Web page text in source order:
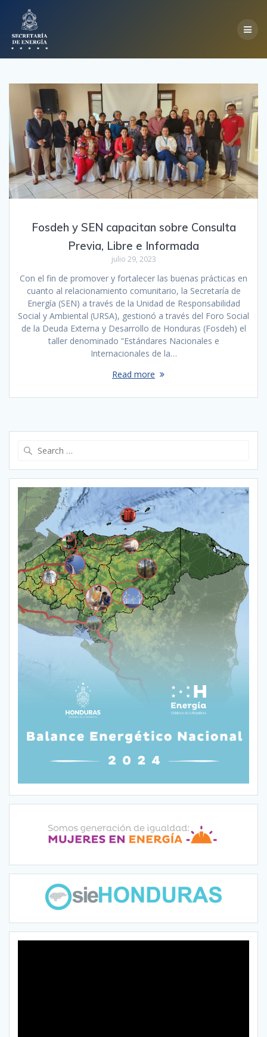
Fosdeh y SEN capacitan sobre Consulta
Previa, Libre e Informada
julio 29, 2023
Con el fin de promover y fortalecer las buenas prácticas en
cuanto al relacionamiento comunitario, la Secretaría de
Energía (SEN) a través de la Unidad de Responsabilidad
Social y Ambiental (URSA), gestionó a través del Foro Social
de la Deuda Externa y Desarrollo de Honduras (Fosdeh) el
taller denominado “Estándares Nacionales e
Internacionales de la…
Read more